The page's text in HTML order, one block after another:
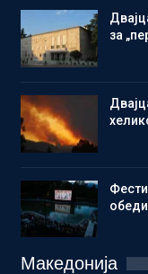
за
Македонија